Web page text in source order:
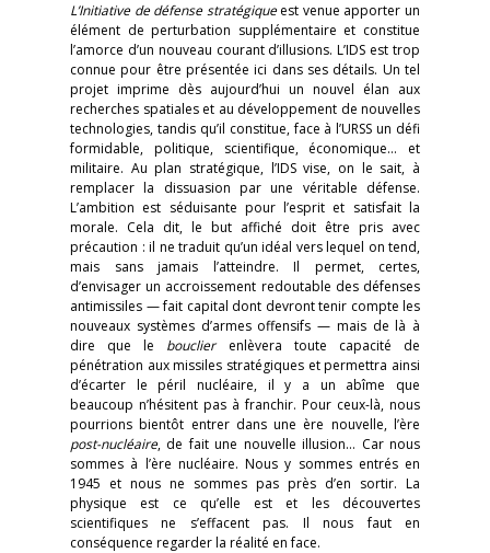
L’Initiative de défense stratégiqueest venue apporter un
élément de perturbation supplémentaire et constitue
l’amorce d’un nouveau courant d’illusions. L’IDS est trop
connue pour être présentée ici dans ses détails. Un tel
projet imprime dès aujourd’hui un nouvel élan aux
recherches spatiales et au développement de nouvelles
technologies, tandis qu’il constitue, face à l’URSS un défi
formidable, politique, scientifique, économique… et
militaire. Au plan stratégique, l’IDS vise, on le sait, à
remplacer la dissuasion par une véritable défense.
L’ambition est séduisante pour l’esprit et satisfait la
morale. Cela dit, le but affiché doit être pris avec
précaution : il ne traduit qu’un idéal vers lequel on tend,
mais sans jamais l’atteindre. Il permet, certes,
d’envisager un accroissement redoutable des défenses
antimissiles — fait capital dont devront tenir compte les
nouveaux systèmes d’armes offensifs — mais de là à
dire que le bouclier enlèvera toute capacité de
pénétration aux missiles stratégiques et permettra ainsi
d’écarter le péril nucléaire, il y a un abîme que
beaucoup n’hésitent pas à franchir. Pour ceux-là, nous
pourrions bientôt entrer dans une ère nouvelle, l’ère
post-nucléaire, de fait une nouvelle illusion… Car nous
sommes à l’ère nucléaire. Nous y sommes entrés en
1945 et nous ne sommes pas près d’en sortir. La
physique est ce qu’elle est et les découvertes
scientifiques ne s’effacent pas. Il nous faut en
conséquence regarder la réalité en face.